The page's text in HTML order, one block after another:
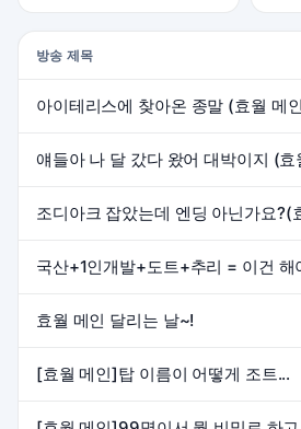
방송 제목
아이테리스에 찾아온 종말 (효월 메
얘들아 나 달 갔다 왔어 대박이지 (효
국산+1인개발+도트+추리 = 이건 해
효월 메인 달리는 날~!
[효월 메인]탑 이름이 어떻게 조트...